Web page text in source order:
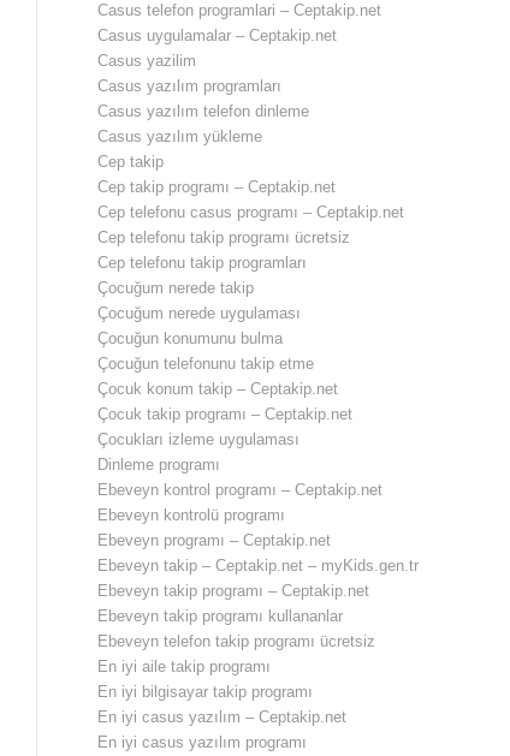
Casus telefon programlari – Ceptakip.net
Casus uygulamalar – Ceptakip.net
Casus yazilim
Casus yazılım programları
Casus yazılım telefon dinleme
Casus yazılım yükleme
Cep takip
Cep takip programı – Ceptakip.net
Cep telefonu casus programı – Ceptakip.net
Cep telefonu takip programı ücretsiz
Cep telefonu takip programları
Çocuğum nerede takip
Çocuğum nerede uygulaması
Çocuğun konumunu bulma
Çocuğun telefonunu takip etme
Çocuk konum takip – Ceptakip.net
Çocuk takip programı – Ceptakip.net
Çocukları izleme uygulaması
Dinleme programı
Ebeveyn kontrol programı – Ceptakip.net
Ebeveyn kontrolü programı
Ebeveyn programı – Ceptakip.net
Ebeveyn takip – Ceptakip.net – myKids.gen.tr
Ebeveyn takip programı – Ceptakip.net
Ebeveyn takip programı kullananlar
Ebeveyn telefon takip programı ücretsiz
En iyi aile takip programı
En iyi bilgisayar takip programı
En iyi casus yazılım – Ceptakip.net
En iyi casus yazılım programı